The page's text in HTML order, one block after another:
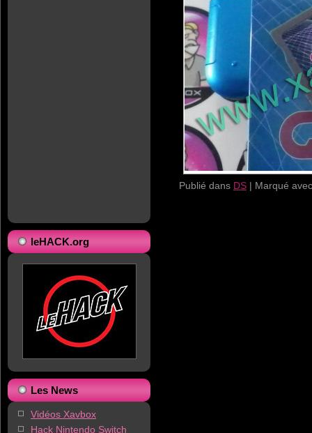
leHACK.org
Les News
Vidéos Xavbox
Hack Nintendo Switch
Publié dans DS | Marqué avec